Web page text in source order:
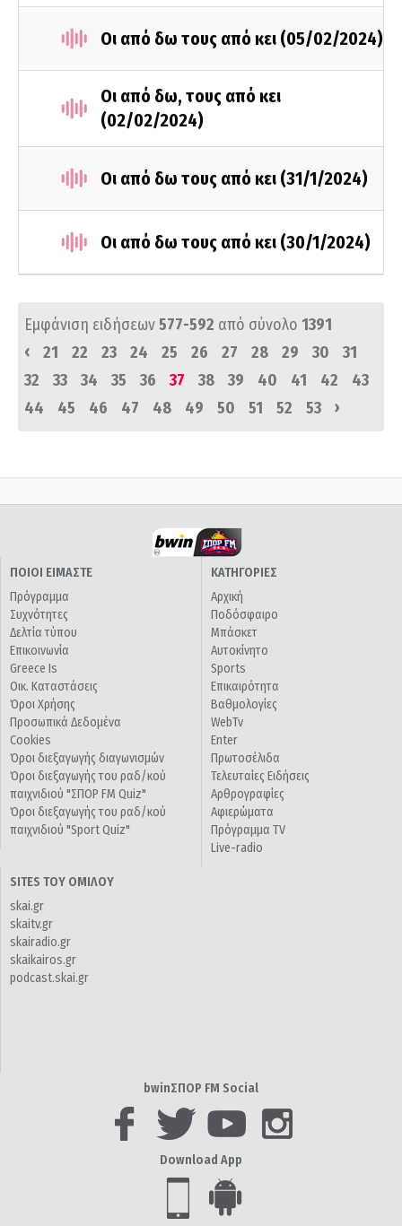
Οι από δω τους από κει (05/02/2024)
Οι από δω, τους από κει
(02/02/2024)
Οι από δω τους από κει (31/1/2024)
Οι από δω τους από κει (30/1/2024)
Εμφάνιση ειδήσεων577-592 από σύνολο 1391
‹
21 22 23 24 25 26 27 28 29 30
31
32
33 34 35 36 37 38 39 40 41 42
43
44
45 46 47 48 49 50 51 52 53 ›
ΠΟΙΟΙ ΕΙΜΑΣΤΕ
Πρόγραμμα
Συχνότητες
Δελτία τύπου
Επικοινωνία
Greece Is
Οικ. Καταστάσεις
Όροι Χρήσης
Προσωπικά Δεδομένα
Cookies
Όροι διεξαγωγής διαγωνισμών
Όροι διεξαγωγής του ραδ/κού
παιχνιδιού "ΣΠΟΡ FM Quiz"
Όροι διεξαγωγής του ραδ/κού
παιχνιδιού "Sport Quiz"
ΚΑΤΗΓΟΡΙΕΣ
Αρχική
Ποδόσφαιρο
Μπάσκετ
Αυτοκίνητο
Sports
Επικαιρότητα
Βαθμολογίες
WebTv
Enter
Πρωτοσέλιδα
Τελευταίες Ειδήσεις
Αρθρογραφίες
Αφιερώματα
Πρόγραμμα TV
Live-radio
SITES ΤΟΥ ΟΜΙΛΟΥ
skai.gr
skaitv.gr
skairadio.gr
skaikairos.gr
podcast.skai.gr
bwinΣΠΟΡ FM Social
Download App